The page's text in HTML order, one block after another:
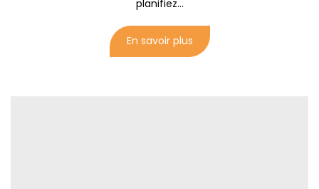
planifiez...
En savoir plus